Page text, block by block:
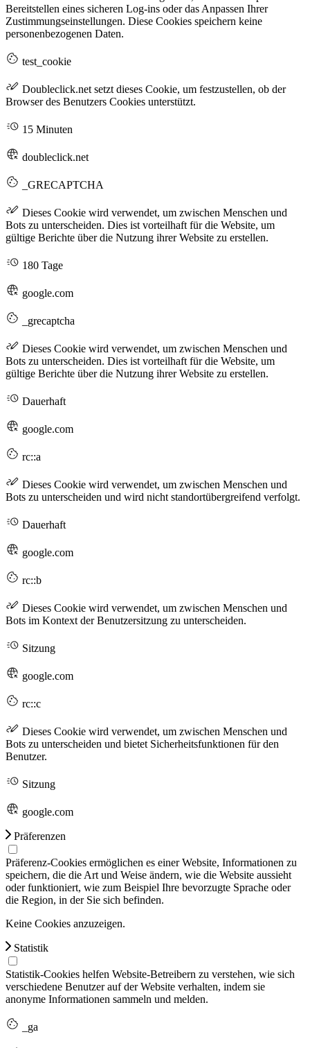
Bereitstellen eines sicheren Log-ins oder das Anpassen Ihrer
Zustimmungseinstellungen. Diese Cookies speichern keine
personenbezogenen Daten.
test_cookie
Doubleclick.net setzt dieses Cookie, um festzustellen, ob der
Browser des Benutzers Cookies unterstützt.
15 Minuten
doubleclick.net
_GRECAPTCHA
Dieses Cookie wird verwendet, um zwischen Menschen und
Bots zu unterscheiden. Dies ist vorteilhaft für die Website, um
gültige Berichte über die Nutzung ihrer Website zu erstellen.
180 Tage
google.com
_grecaptcha
Dieses Cookie wird verwendet, um zwischen Menschen und
Bots zu unterscheiden. Dies ist vorteilhaft für die Website, um
gültige Berichte über die Nutzung ihrer Website zu erstellen.
Dauerhaft
google.com
rc::a
Dieses Cookie wird verwendet, um zwischen Menschen und
Bots zu unterscheiden und wird nicht standortübergreifend verfolgt.
Dauerhaft
google.com
rc::b
Dieses Cookie wird verwendet, um zwischen Menschen und
Bots im Kontext der Benutzersitzung zu unterscheiden.
Sitzung
google.com
rc::c
Dieses Cookie wird verwendet, um zwischen Menschen und
Bots zu unterscheiden und bietet Sicherheitsfunktionen für den
Benutzer.
Sitzung
google.com
Präferenzen
Präferenz-Cookies ermöglichen es einer Website, Informationen zu
speichern, die die Art und Weise ändern, wie die Website aussieht
oder funktioniert, wie zum Beispiel Ihre bevorzugte Sprache oder
die Region, in der Sie sich befinden.
Keine Cookies anzuzeigen.
Statistik
Statistik-Cookies helfen Website-Betreibern zu verstehen, wie sich
verschiedene Benutzer auf der Website verhalten, indem sie
anonyme Informationen sammeln und melden.
_ga